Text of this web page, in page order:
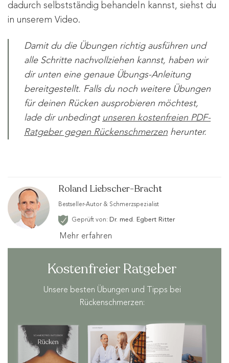
dadurch selbstständig behandeln kannst, siehst du
in unserem Video.
Damit du die Übungen richtig ausführen und
alle Schritte nachvollziehen kannst, haben wir
dir unten eine genaue Übungs-Anleitung
bereitgestellt. Falls du noch weitere Übungen
für deinen Rücken ausprobieren möchtest,
lade dir unbedingt unseren kostenfreien PDF-
Ratgeber gegen Rückenschmerzen herunter.
Roland Liebscher-Bracht
Bestseller-Autor & Schmerzspezialist
Geprüft von: Dr. med. Egbert Ritter
Mehr erfahren
Kostenfreier Ratgeber
Unsere besten Übungen und Tipps bei
Rückenschmerzen: